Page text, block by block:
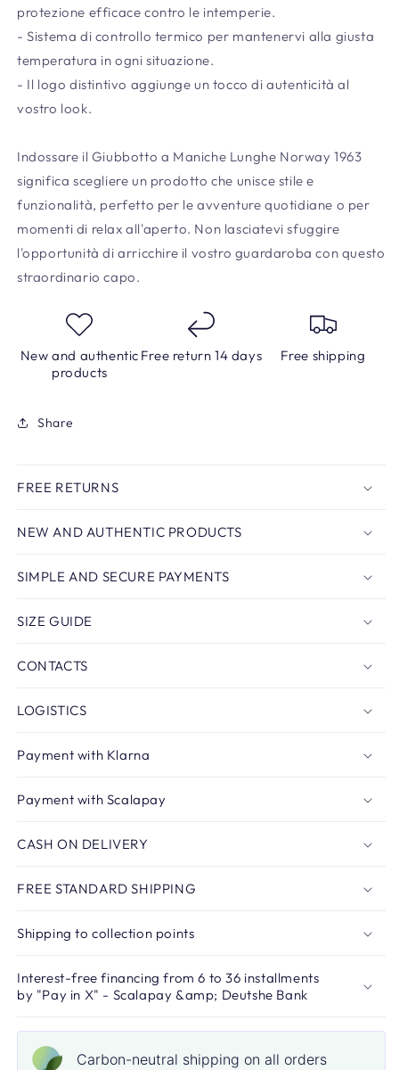
protezione efficace contro le intemperie.
- Sistema di controllo termico per mantenervi alla giusta
temperatura in ogni situazione.
- Il logo distintivo aggiunge un tocco di autenticità al
vostro look.
Indossare il Giubbotto a Maniche Lunghe Norway 1963
significa scegliere un prodotto che unisce stile e
funzionalità, perfetto per le avventure quotidiane o per
momenti di relax all'aperto. Non lasciatevi sfuggire
l'opportunità di arricchire il vostro guardaroba con questo
straordinario capo.
New and authentic
products
Free return 14 days Free shipping
Share
FREE RETURNS
NEW AND AUTHENTIC PRODUCTS
SIMPLE AND SECURE PAYMENTS
SIZE GUIDE
CONTACTS
LOGISTICS
Payment with Klarna
Payment with Scalapay
CASH ON DELIVERY
FREE STANDARD SHIPPING
Shipping to collection points
Interest-free financing from 6 to 36 installments
by "Pay in X" - Scalapay &amp; Deutshe Bank
Carbon-neutral shipping on all orders